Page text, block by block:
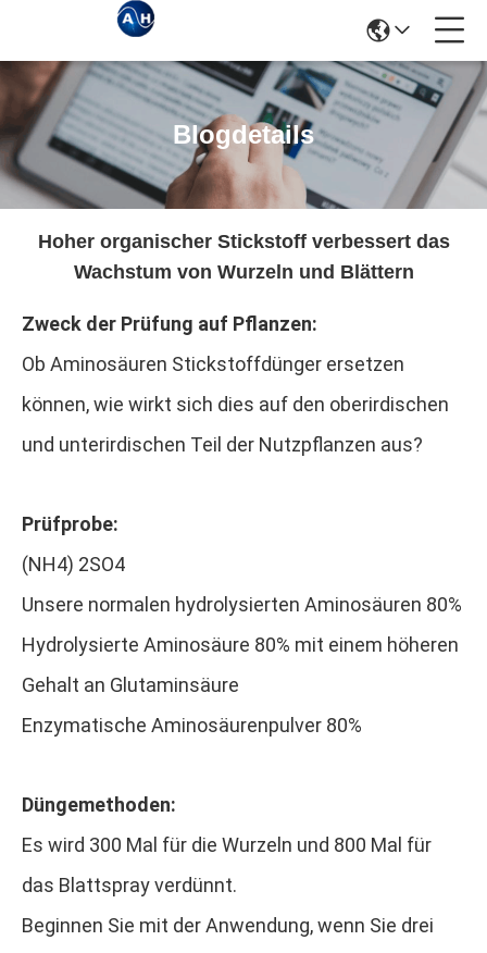
Blogdetails
Hoher organischer Stickstoff verbessert das
Wachstum von Wurzeln und Blättern
Zweck der Prüfung auf Pflanzen:
Ob Aminosäuren Stickstoffdünger ersetzen
können, wie wirkt sich dies auf den oberirdischen
und unterirdischen Teil der Nutzpflanzen aus?
Prüfprobe:
(NH4) 2SO4
Unsere normalen hydrolysierten Aminosäuren 80%
Hydrolysierte Aminosäure 80% mit einem höheren
Gehalt an Glutaminsäure
Enzymatische Aminosäurenpulver 80%
Düngemethoden:
Es wird 300 Mal für die Wurzeln und 800 Mal für
das Blattspray verdünnt.
Beginnen Sie mit der Anwendung, wenn Sie drei